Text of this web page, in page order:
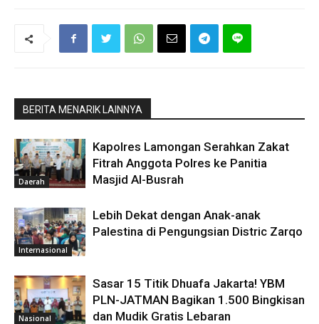
BERITA MENARIK LAINNYA
Daerah
Kapolres Lamongan Serahkan Zakat
Fitrah Anggota Polres ke Panitia
Masjid Al-Busrah
Internasional
Lebih Dekat dengan Anak-anak
Palestina di Pengungsian Distric Zarqo
Nasional
Sasar 15 Titik Dhuafa Jakarta! YBM
PLN-JATMAN Bagikan 1.500 Bingkisan
dan Mudik Gratis Lebaran